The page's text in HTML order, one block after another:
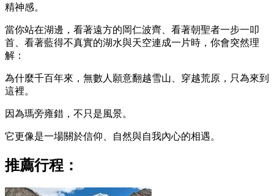
精神感。
當你站在湖邊，看著遠方的岡仁波齊、看著朝聖者一步一叩
首、看著藍得不真實的湖水與天空連成一片時，你會突然理
解：
為什麼千百年來，無數人願意翻越雪山、穿越荒原，只為來到
這裡。
因為瑪旁雍錯，不只是風景。
它更像是一場關於信仰、自然與自我內心的相遇。
推薦行程：